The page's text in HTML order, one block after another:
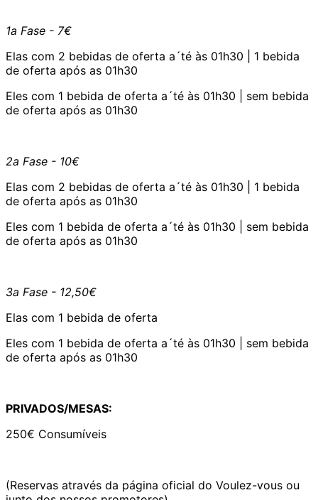
1a Fase - 7€
Elas com 2 bebidas de oferta a´té às 01h30 | 1 bebida
de oferta após as 01h30
Eles com 1 bebida de oferta a´té às 01h30 | sem bebida
de oferta após as 01h30
2a Fase - 10€
Elas com 2 bebidas de oferta a´té às 01h30 | 1 bebida
de oferta após as 01h30
Eles com 1 bebida de oferta a´té às 01h30 | sem bebida
de oferta após as 01h30
3a Fase - 12,50€
Elas com 1 bebida de oferta
Eles com 1 bebida de oferta a´té às 01h30 | sem bebida
de oferta após as 01h30
PRIVADOS/MESAS:
250€ Consumíveis
(Reservas através da página oficial do Voulez-vous ou